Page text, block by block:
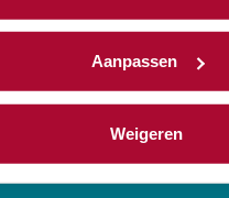
Aanpassen
Weigeren